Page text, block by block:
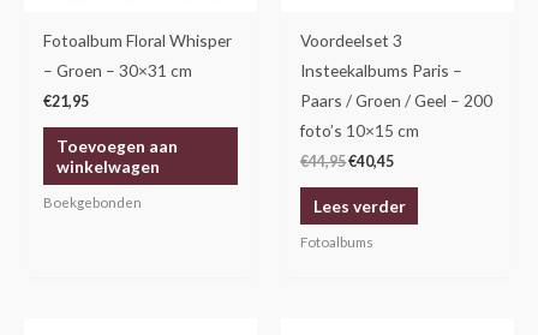
Fotoalbum Floral Whisper
– Groen – 30×31 cm
€21,95
Toevoegen aan
winkelwagen
Boekgebonden
Voordeelset 3
Insteekalbums Paris –
Paars / Groen / Geel – 200
foto’s 10×15 cm
€44,95€40,45
Lees verder
Fotoalbums